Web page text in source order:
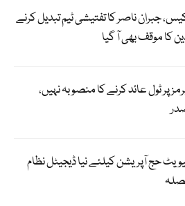
جبران ناصر کا تفتیشی ٹیم تبدیل کرنے
کا موقف بھی آ گیا
ہرمز پر ٹول عائد کرنے کا منصوبہ نہیں،
پرائیویٹ حج آپریشن کیلئے نیا ڈیجیٹل نظام